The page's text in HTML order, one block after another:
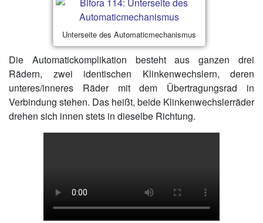
Unterseite des Automaticmechanismus
Die Automatickomplikation besteht aus ganzen drei
Rädern, zwei identischen Klinkenwechslern, deren
unteres/inneres Räder mit dem Übertragungsrad in
Verbindung stehen. Das heißt, beide Klinkenwechslerräder
drehen sich innen stets in dieselbe Richtung.